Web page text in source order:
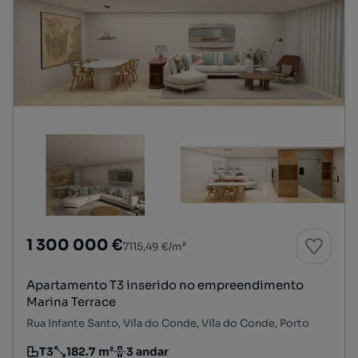
1 300 000 €7115,49 €/m²
Apartamento T3 inserido no empreendimento
Marina Terrace
Rua Infante Santo, Vila do Conde, Vila do Conde, Porto
T3 182.7 m² 3 andar